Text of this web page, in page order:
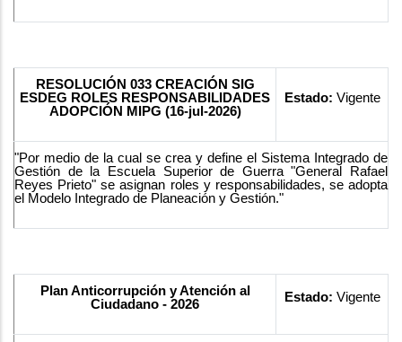
RESOLUCIÓN 033 CREACIÓN SIG
ESDEG ROLES RESPONSABILIDADES
ADOPCIÓN MIPG (16-jul-2026)
Estado: Vigente
"Por medio de la cual se crea y define el Sistema Integrado de
Gestión de la Escuela Superior de Guerra "General Rafael
Reyes Prieto" se asignan roles y responsabilidades, se adopta
el Modelo Integrado de Planeación y Gestión."
Plan Anticorrupción y Atención al
Ciudadano - 2026
Estado: Vigente